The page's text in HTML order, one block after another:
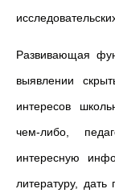
Развивающая
вы­явлении
интересов
чем-либо,
интересную
литературу,